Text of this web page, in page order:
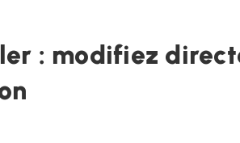
: modifiez